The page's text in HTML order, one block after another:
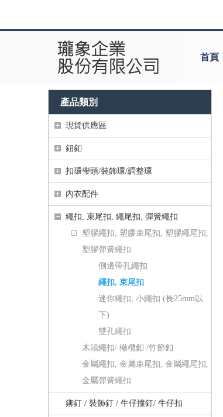
首頁
產品類別
現貨供應區
鈕釦
扣環帶頭/裝飾環/調整環
內衣配件
繩扣, 束尾扣, 繩尾扣, 彈簧繩扣
塑膠繩扣, 塑膠束尾扣, 塑膠繩尾扣,
塑膠彈簧繩扣
側邊帶孔繩扣
繩扣, 束尾扣
迷你繩扣, 小繩扣 (長25mm以
下)
雙孔繩扣
木頭繩扣/ 橄欖釦 /竹節釦
金屬繩扣, 金屬束尾扣, 金屬繩尾扣,
金屬彈簧繩扣
鉚釘 / 裝飾釘 / 牛仔撞釘/ 牛仔扣